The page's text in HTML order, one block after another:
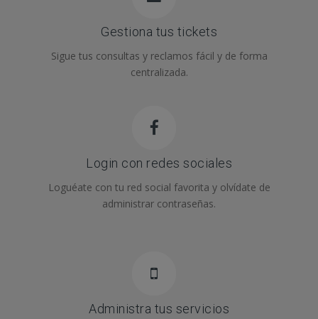
Gestiona tus tickets
Sigue tus consultas y reclamos fácil y de forma
centralizada.
Login con redes sociales
Loguéate con tu red social favorita y olvídate de
administrar contraseñas.
Administra tus servicios